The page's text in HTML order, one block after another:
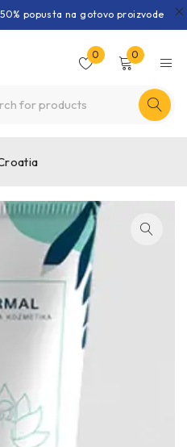
50% popusta na gotovo proizvode
0 0